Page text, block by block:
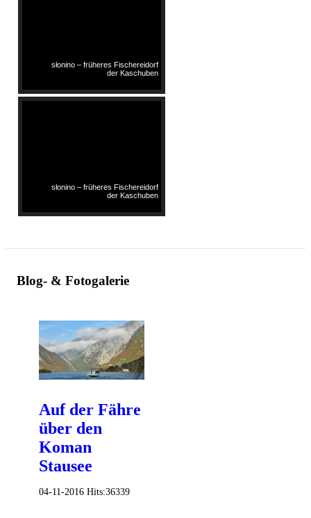
słonino – früheres Fischereidorf
der Kaschuben
słonino – früheres Fischereidorf
der Kaschuben
Blog- & Fotogalerie
Auf der Fähre
über den
Koman
Stausee
04-11-2016 Hits:36339